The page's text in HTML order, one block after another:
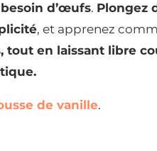
d’œufs. Plongez
, et apprenez
tout en laissant libre
de vanille.